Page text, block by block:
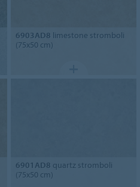
6903AD8 limestone stromboli
(75x50 cm)
6901AD8 quartz stromboli
(75x50 cm)